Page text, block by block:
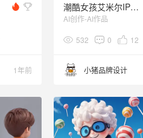
1年前
潮酷女孩艾米尔IP形象通过WHEE实现变装创作，轻松拿捏各种风格
AI创作-AI作品
532 0 12
小猪品牌设计